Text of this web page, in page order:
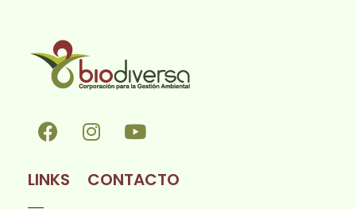
LINKS CONTACTO